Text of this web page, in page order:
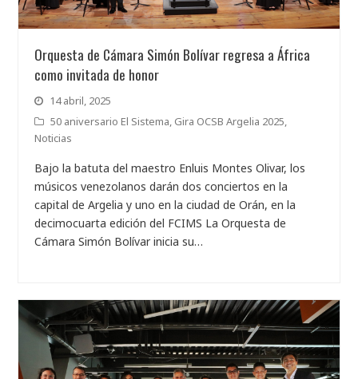
Orquesta de Cámara Simón Bolívar regresa a África
como invitada de honor
14 abril, 2025
50 aniversario El Sistema, Gira OCSB Argelia 2025,
Noticias
Bajo la batuta del maestro Enluis Montes Olivar, los
músicos venezolanos darán dos conciertos en la
capital de Argelia y uno en la ciudad de Orán, en la
decimocuarta edición del FCIMS La Orquesta de
Cámara Simón Bolívar inicia su…